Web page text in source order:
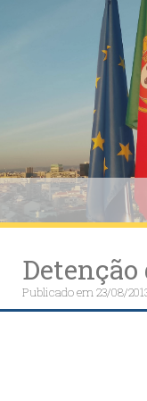
Publicado em23/08/